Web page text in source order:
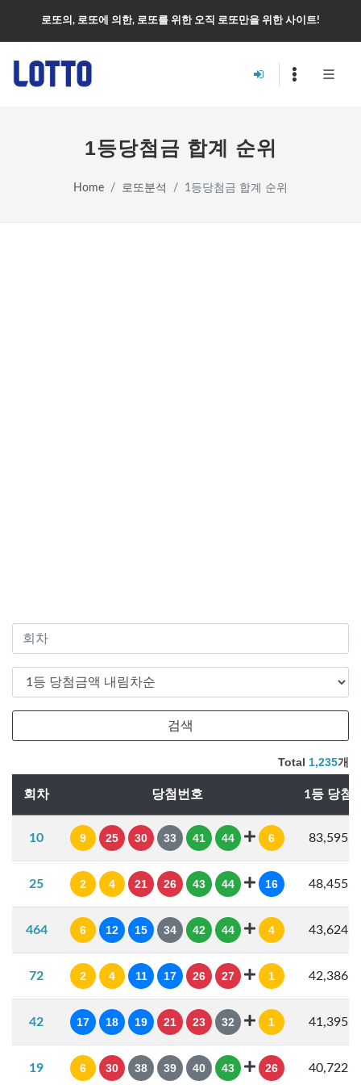
로또의, 로또에 의한, 로또를 위한 오직 로또만을 위한 사이트!
1등당첨금 합계 순위
Home 로또분석 1등당첨금 합계 순위
Total 1,235개
회차 당첨번호 1등 당첨
10 9 25 30 33 41 44 6
25 2 4 21 26 43 44 16
464 6 12 15 34 42 44 4
72 2 4 11 17 26 27 1
42 17 18 19 21 23 32 1
19 6 30 38 39 40 43 26